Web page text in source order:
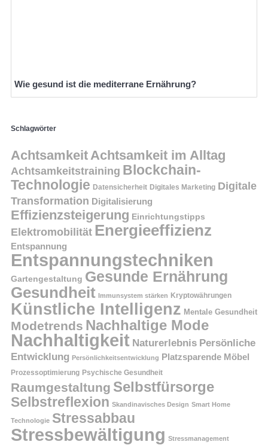
Wie gesund ist die mediterrane Ernährung?
Schlagwörter
Achtsamkeit Achtsamkeit im Alltag
Achtsamkeitstraining Blockchain-
Technologie Datensicherheit Digitales Marketing Digitale
Transformation Digitalisierung
Effizienzsteigerung Einrichtungstipps
Elektromobilität Energieeffizienz
Entspannung
Entspannungstechniken
Gartengestaltung Gesunde Ernährung
Gesundheit Immunsystem stärken Kryptowährungen
Künstliche Intelligenz Mentale Gesundheit
Modetrends Nachhaltige Mode
Nachhaltigkeit Naturerlebnis Persönliche
Entwicklung Persönlichkeitsentwicklung Platzsparende Möbel
Prozessoptimierung Psychische Gesundheit
Raumgestaltung Selbstfürsorge
Selbstreflexion Skandinavisches Design Smart Home
Technologie Stressabbau
Stressbewältigung Stressmanagement